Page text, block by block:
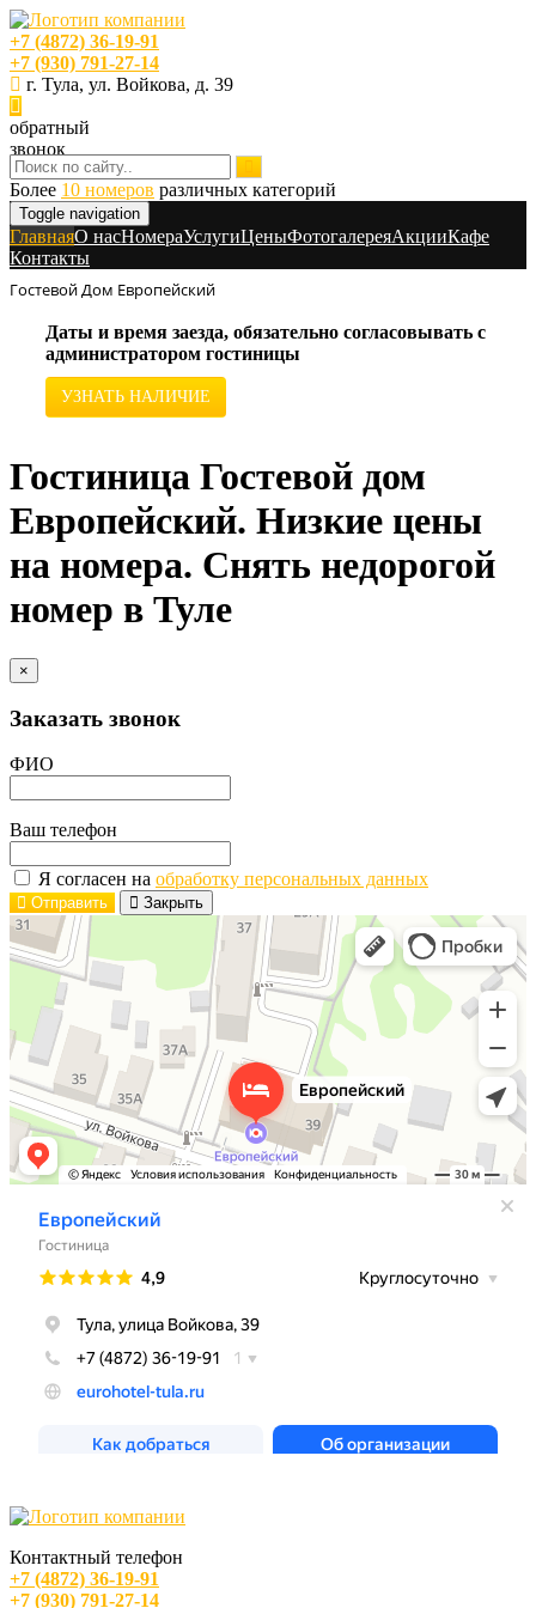
+7 (4872) 36-19-91
+7 (930) 791-27-14
г. Тула, ул. Войкова, д. 39
обратный
звонок
Более 10 номеров различных категорий
Toggle navigation
ГлавнаяO насНомераУслугиЦеныФотогалереяАкцииКафе
Контакты
Гостевой Дом Европейский
Даты и время заезда, обязательно согласовывать с
администратором гостиницы
УЗНАТЬ НАЛИЧИЕ
Гостиница Гостевой дом
Европейский. Низкие цены
на номера. Снять недорогой
номер в Туле
×
Заказать звонок
ФИО
Ваш телефон
Я согласен на обработку персональных данных
Отправить Закрыть
Контактный телефон
+7 (4872) 36-19-91
+7 (930) 791-27-14